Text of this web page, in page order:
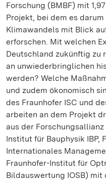
Forschung (BMBF) mit
Projekt, bei dem es
Klimawandels mit Blick
erforschen. Mit welchen
Deutschland zukünftig zu
an unwiederbringlichen
werden? Welche
und zudem ökonomisch
des Fraunhofer ISC und
arbeiten an dem Projekt
aus der
Institut für Bauphysik IBP,
Internationales
Fraunhofer-Institut für
Bildauswertung IOSB)